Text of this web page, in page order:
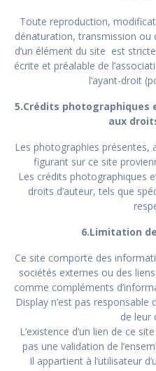
Toute reproduction,
dénaturation, transmission ou
d’un élément du site est
écrite et préalable de
l’ayant-droit
5.Crédits
aux
Les photographies présentes,
figurant sur ce site
Les crédits photographiques
droits d’auteur, tels que
6.Limitation
Ce site comporte des
sociétés externes ou des
comme compléments
Display n’est pas responsable
de leur
L’existence d’un lien de ce
pas une validation de
Il appartient à l’utilisateur